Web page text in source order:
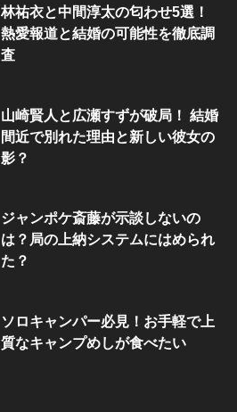
林祐衣と中間淳太の匂わせ5選！
熱愛報道と結婚の可能性を徹底調
査
山崎賢人と広瀬すずが破局！ 結婚
間近で別れた理由と新しい彼女の
影？
ジャンポケ斎藤が示談しないの
は？局の上納システムにはめられ
た？
ソロキャンパー必見！お手軽で上
質なキャンプめしが食べたい